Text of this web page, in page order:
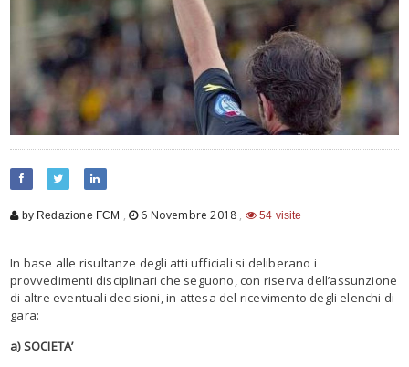
by Redazione FCM , 6 Novembre 2018 , 54 visite
In base alle risultanze degli atti ufficiali si deliberano i
provvedimenti disciplinari che seguono, con riserva dell’assunzione
di altre eventuali decisioni, in attesa del ricevimento degli elenchi di
gara:
a) SOCIETA’